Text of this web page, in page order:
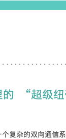
的 “超级
复杂的双向通信系